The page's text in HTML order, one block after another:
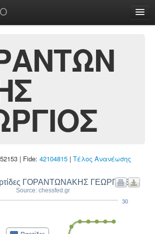
| Fide: 42104815 | Τέλος Ανανέωσης
ΓΟΡΑΝΤΩΝΑΚΗΣ ΓΕΩΡΓΙΟΣ
Source: chessfed.gr
30